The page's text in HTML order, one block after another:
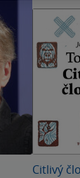
Citlivý